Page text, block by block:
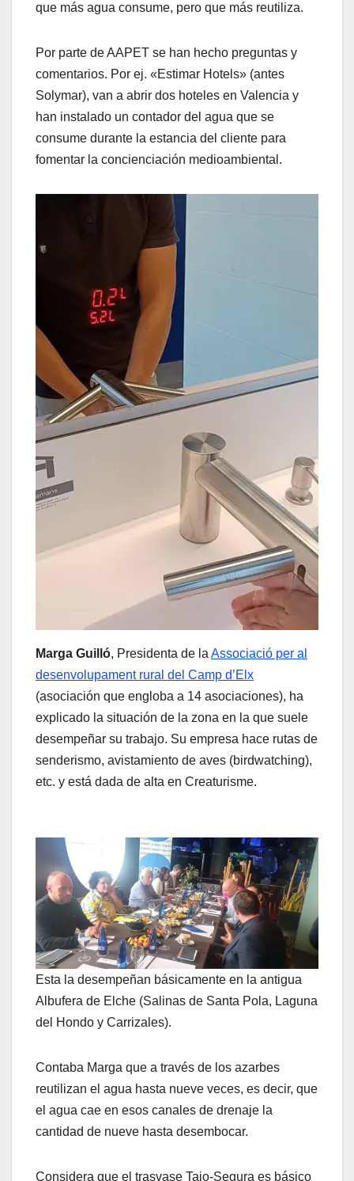
que más agua consume, pero que más reutiliza.
Por parte de AAPET se han hecho preguntas y
comentarios. Por ej. «Estimar Hotels» (antes
Solymar), van a abrir dos hoteles en Valencia y
han instalado un contador del agua que se
consume durante la estancia del cliente para
fomentar la concienciación medioambiental.
Marga Guilló, Presidenta de laAssociació per al
desenvolupament rural del Camp d’Elx
(asociación que engloba a 14 asociaciones), ha
explicado la situación de la zona en la que suele
desempeñar su trabajo. Su empresa hace rutas de
senderismo, avistamiento de aves (birdwatching),
etc. y está dada de alta en Creaturisme.
Esta la desempeñan básicamente en la antigua
Albufera de Elche (Salinas de Santa Pola, Laguna
del Hondo y Carrizales).
Contaba Marga que a través de los azarbes
reutilizan el agua hasta nueve veces, es decir, que
el agua cae en esos canales de drenaje la
cantidad de nueve hasta desembocar.
Considera que el trasvase Tajo-Segura es básico